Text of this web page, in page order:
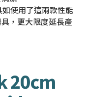
使用了這兩款性能
，更大限度延長產
20cm